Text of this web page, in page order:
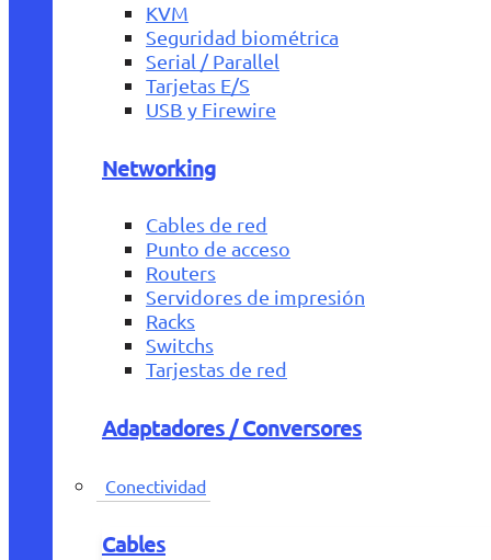
KVM
Seguridad biométrica
Serial / Parallel
Tarjetas E/S
USB y Firewire
Networking
Cables de red
Punto de acceso
Routers
Servidores de impresión
Racks
Switchs
Tarjestas de red
Adaptadores / Conversores
Conectividad
Cables